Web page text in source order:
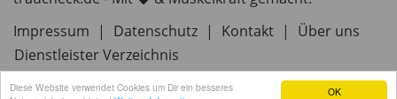
OK
Diese Website verwendet Cookies um Dir ein besseres
Impressum
| Datenschutz | Kontakt |
Über uns
Dienstleister Verzeichnis